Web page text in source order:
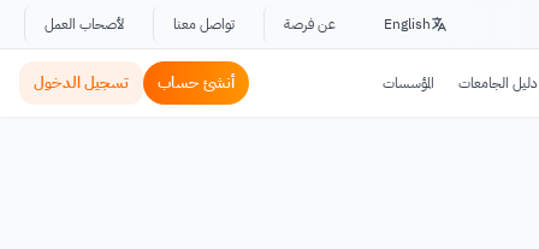
English عن فرصة تواصل معنا لأصحاب العمل
دليل الجامعات المؤسسات أنشئ حساب تسجيل الدخول